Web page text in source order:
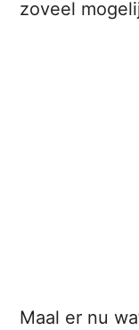
zoveel
Maal er nu